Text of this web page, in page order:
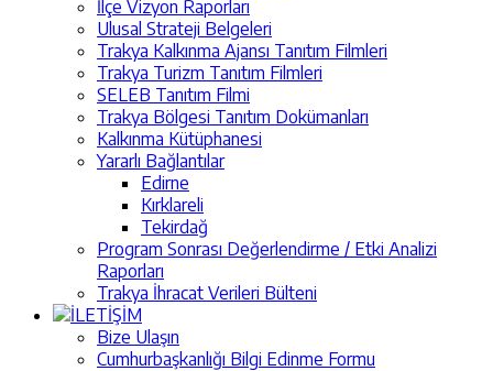
İlçe Vizyon Raporları
Ulusal Strateji Belgeleri
Trakya Kalkınma Ajansı Tanıtım Filmleri
Trakya Turizm Tanıtım Filmleri
SELEB Tanıtım Filmi
Trakya Bölgesi Tanıtım Dokümanları
Kalkınma Kütüphanesi
Yararlı Bağlantılar
Edirne
Kırklareli
Tekirdağ
Program Sonrası Değerlendirme / Etki Analizi
Raporları
Trakya İhracat Verileri Bülteni
İLETİŞİM
Bize Ulaşın
Cumhurbaşkanlığı Bilgi Edinme Formu